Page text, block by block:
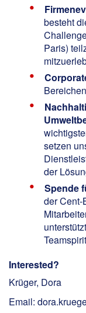
besteht
Paris)
setzen
der
Spende
der Cent-
Interested?
Krüger, Dora
Email: